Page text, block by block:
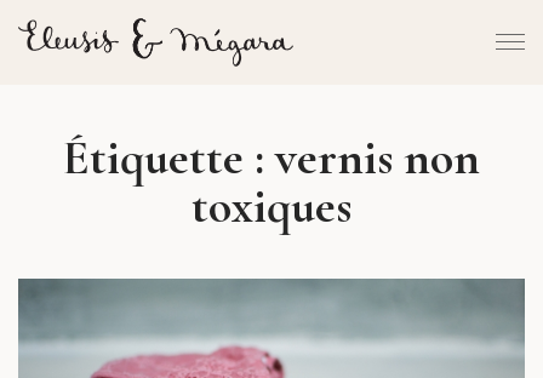
Étiquette :vernis non
toxiques